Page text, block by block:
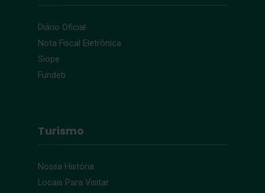
Diário Oficial
Nota Fiscal Eletrônica
Siope
Fundeb
Turismo
Nossa História
Locais Para Visitar